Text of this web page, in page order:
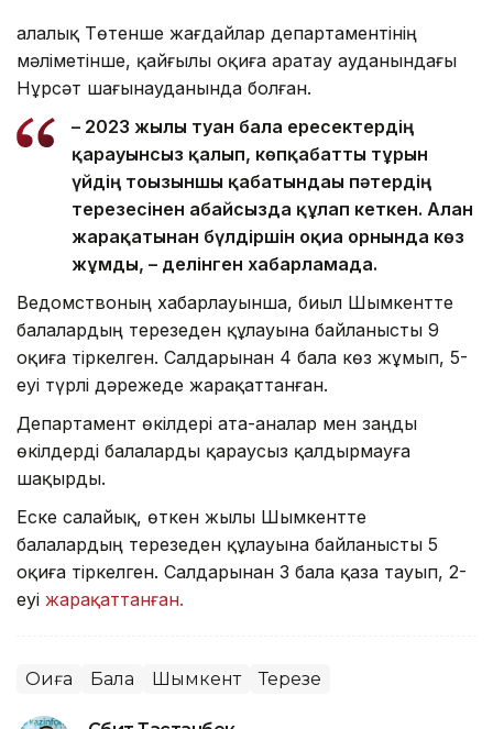
Қалалық Төтенше жағдайлар департаментінің
мәліметінше, қайғылы оқиға Қаратау ауданындағы
Нұрсәт шағынауданында болған.
– 2023 жылы туған бала ересектердің
қарауынсыз қалып, көпқабатты тұрғын
үйдің тоғызыншы қабатындағы пәтердің
терезесінен абайсызда құлап кеткен. Алған
жарақатынан бүлдіршін оқиға орнында көз
жұмды, – делінген хабарламада.
Ведомствоның хабарлауынша, биыл Шымкентте
балалардың терезеден құлауына байланысты 9
оқиға тіркелген. Салдарынан 4 бала көз жұмып, 5-
еуі түрлі дәрежеде жарақаттанған.
Департамент өкілдері ата-аналар мен заңды
өкілдерді балаларды қараусыз қалдырмауға
шақырды.
Еске салайық, өткен жылы Шымкентте
балалардың терезеден құлауына байланысты 5
оқиға тіркелген. Салдарынан 3 бала қаза тауып, 2-
еуі жарақаттанған.
Оқиға Бала Шымкент Терезе